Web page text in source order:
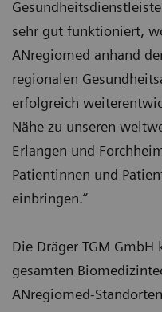
sehr gut funktioniert,
ANregiomed anhand
regionalen
erfolgreich
Nähe zu unseren
Erlangen und
Patientinnen und
einbringen.“
Die Dräger TGM
gesamten
ANregiomed-